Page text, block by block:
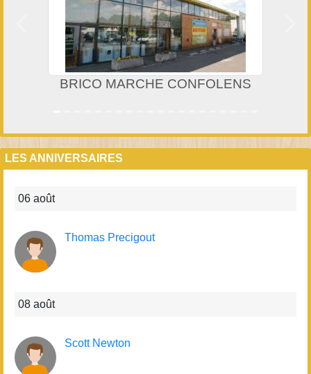
CONFOLENS
Précedent
LES ANNIVERSAIRES
06 août
Thomas Precigout
08 août
Scott Newton